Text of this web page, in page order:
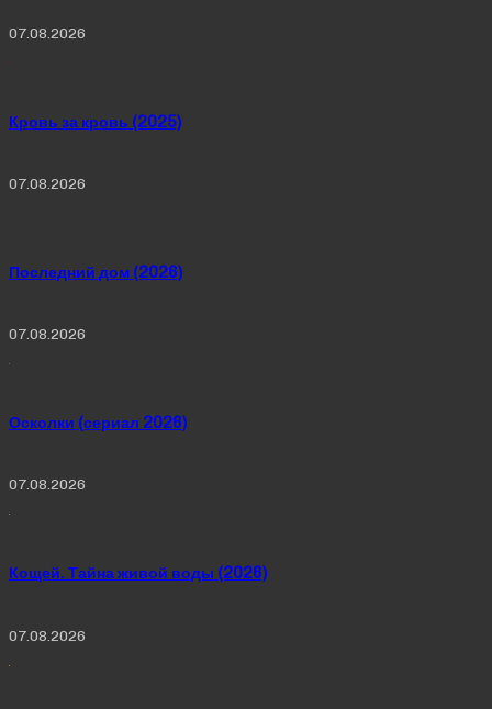
07.08.2026
Кровь за кровь (2025)
07.08.2026
Последний дом (2026)
07.08.2026
Осколки (сериал 2026)
07.08.2026
Кощей. Тайна живой воды (2026)
07.08.2026